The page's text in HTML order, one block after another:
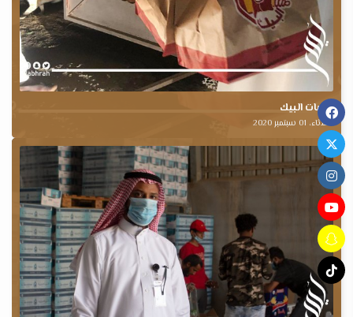
وجبات البيك
الثلاثاء، 01 سبتمبر 2020